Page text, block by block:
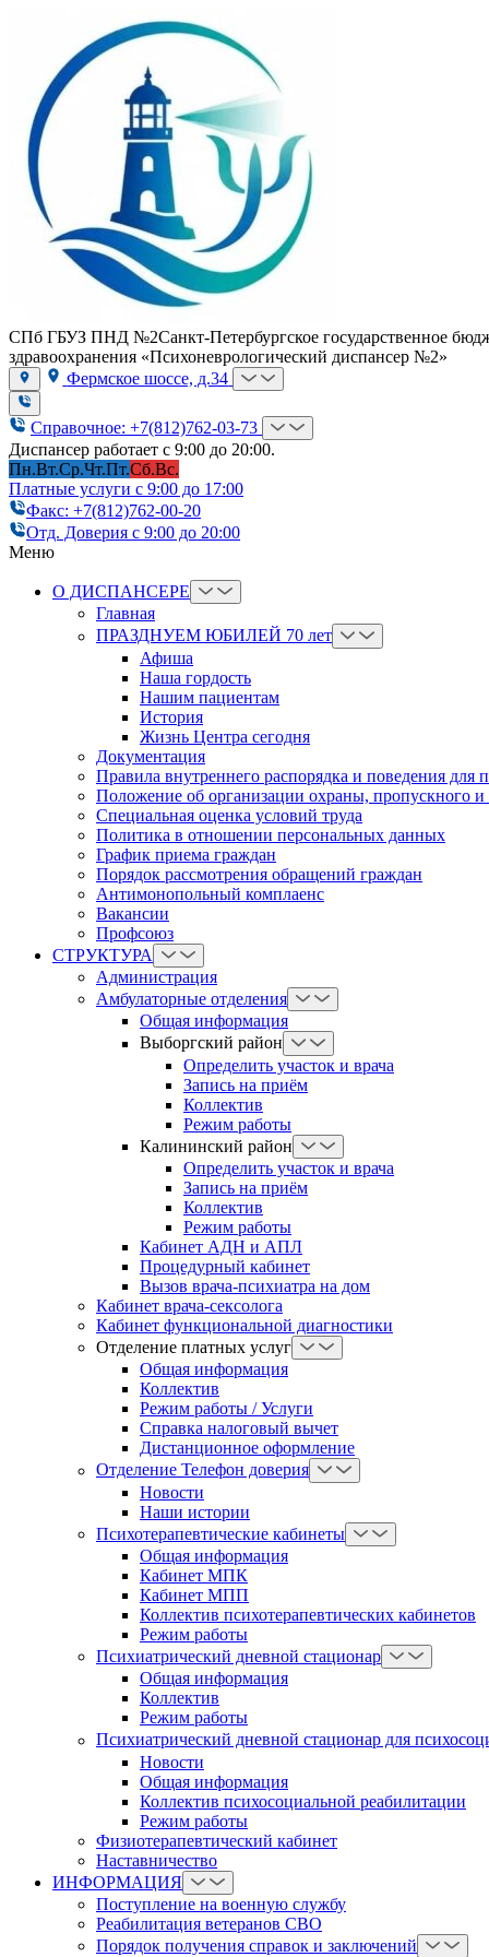
СПб ГБУЗ ПНД №2Санкт-Петербургское государственное
здравоохранения «Психоневрологический диспансер №2»
Фермское шоссе, д.34
Справочное: +7(812)762-03-73
Диспансер работает с 9:00 до 20:00.
Пн.Вт.Ср.Чт.Пт.Сб.Вс.
Платные услуги с 9:00 до 17:00
Факс: +7(812)762-00-20
Отд. Доверия с 9:00 до 20:00
Меню
О ДИСПАНСЕРЕ
Главная
ПРАЗДНУЕМ ЮБИЛЕЙ 70 лет
Афиша
Наша гордость
Нашим пациентам
История
Жизнь Центра сегодня
Документация
Правила внутреннего распорядка и поведения для
Положение об организации охраны, пропускного
Cпециальная оценка условий труда
Политика в отношении персональных данных
График приема граждан
Порядок рассмотрения обращений граждан
Антимонопольный комплаенс
Вакансии
Профсоюз
СТРУКТУРА
Администрация
Амбулаторные отделения
Общая информация
Выборгский район
Определить участок и врача
Запись на приём
Коллектив
Режим работы
Калининский район
Определить участок и врача
Запись на приём
Коллектив
Режим работы
Кабинет АДН и АПЛ
Процедурный кабинет
Вызов врача-психиатра на дом
Кабинет врача-сексолога
Кабинет функциональной диагностики
Отделение платных услуг
Общая информация
Коллектив
Режим работы / Услуги
Справка налоговый вычет
Дистанционное оформление
Отделение Телефон доверия
Новости
Наши истории
Психотерапевтические кабинеты
Общая информация
Кабинет МПК
Кабинет МПП
Коллектив психотерапевтических кабинетов
Режим работы
Психиатрический дневной стационар
Общая информация
Коллектив
Режим работы
Психиатрический дневной стационар для
Новости
Общая информация
Коллектив психосоциальной реабилитации
Режим работы
Физиотерапевтический кабинет
Наставничество
ИНФОРМАЦИЯ
Поступление на военную службу
Реабилитация ветеранов СВО
Порядок получения справок и заключений